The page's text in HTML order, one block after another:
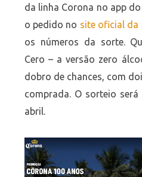
da linha Corona no app
o pedido no site oficial da
os números da sorte.
Cero – a versão zero
dobro de chances, com
comprada. O sorteio
abril.